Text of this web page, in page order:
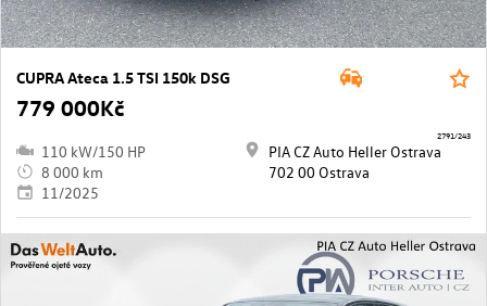
CUPRA Ateca 1.5 TSI 150k DSG
779 000Kč
110 kW/150 HP
8 000 km
11/2025
PIA CZ Auto Heller Ostrava
702 00 Ostrava
2791/243